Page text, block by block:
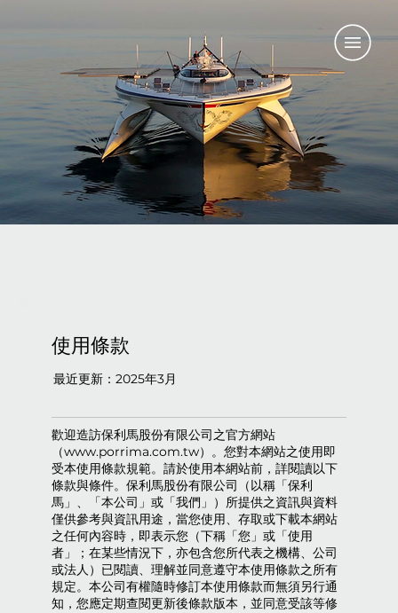
使用條款
最近更新：2025年3月
歡迎造訪保利馬股份有限公司之官方網站
（www.porrima.com.tw）。您對本網站之使用即
受本使用條款規範。請於使用本網站前，詳閱讀以下
條款與條件。保利馬股份有限公司（以稱「保利
馬」、「本公司」或「我們」）所提供之資訊與資料
僅供參考與資訊用途，當您使用、存取或下載本網站
之任何內容時，即表示您（下稱「您」或「使用
者」；在某些情況下，亦包含您所代表之機構、公司
或法人）已閱讀、理解並同意遵守本使用條款之所有
規定。本公司有權隨時修訂本使用條款而無須另行通
知，您應定期查閱更新後條款版本，並同意受該等修